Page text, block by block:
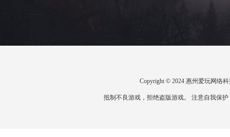
Copyright © 2024 惠州爱玩网络
抵制不良游戏，拒绝盗版游戏。 注意自我保